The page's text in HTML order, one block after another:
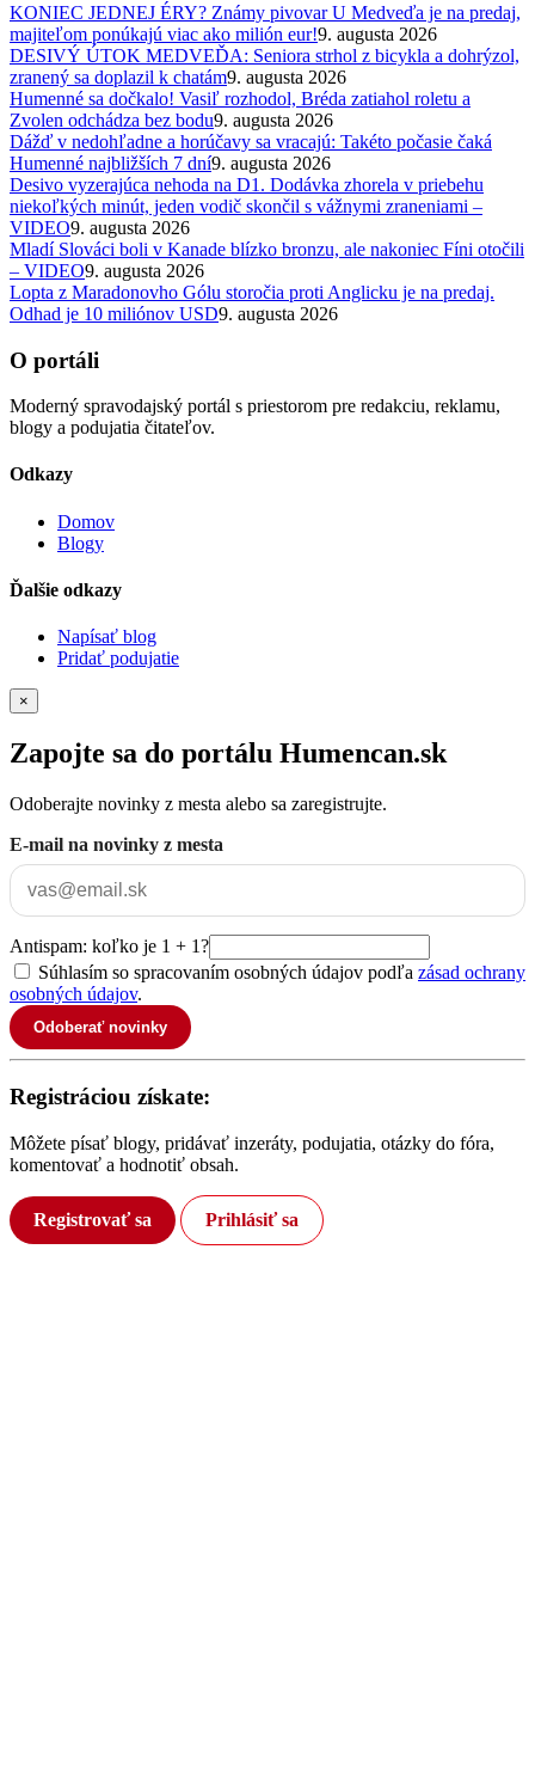
KONIEC JEDNEJ ÉRY? Známy pivovar U Medveďa je na predaj,
majiteľom ponúkajú viac ako milión eur!9. augusta 2026
DESIVÝ ÚTOK MEDVEĎA: Seniora strhol z bicykla a dohrýzol,
zranený sa doplazil k chatám9. augusta 2026
Humenné sa dočkalo! Vasiľ rozhodol, Bréda zatiahol roletu a
Zvolen odchádza bez bodu9. augusta 2026
Dážď v nedohľadne a horúčavy sa vracajú: Takéto počasie čaká
Humenné najbližších 7 dní9. augusta 2026
Desivo vyzerajúca nehoda na D1. Dodávka zhorela v priebehu
niekoľkých minút, jeden vodič skončil s vážnymi zraneniami –
VIDEO9. augusta 2026
Mladí Slováci boli v Kanade blízko bronzu, ale nakoniec Fíni otočili
– VIDEO9. augusta 2026
Lopta z Maradonovho Gólu storočia proti Anglicku je na predaj.
Odhad je 10 miliónov USD9. augusta 2026
O portáli
Moderný spravodajský portál s priestorom pre redakciu, reklamu,
blogy a podujatia čitateľov.
Odkazy
Domov
Blogy
Ďalšie odkazy
Napísať blog
Pridať podujatie
×
Zapojte sa do portálu Humencan.sk
Odoberajte novinky z mesta alebo sa zaregistrujte.
E-mail na novinky z mesta
Antispam: koľko je 1 + 1?
Súhlasím so spracovaním osobných údajov podľa zásad ochrany
osobných údajov.
Odoberať novinky
Registráciou získate:
Môžete písať blogy, pridávať inzeráty, podujatia, otázky do fóra,
komentovať a hodnotiť obsah.
Registrovať sa Prihlásiť sa